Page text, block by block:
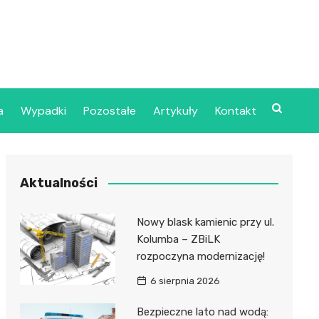
Szpital Wojskowy w
Publiczny
Zakład
Zdrowotnej
Publiczny
Wypadki Pozostałe Artykuły Kontakt
Aktualności
Nowy blask kamienic przy ul.
Kolumba – ZBiLK
rozpoczyna modernizację!
6 sierpnia 2026
Bezpieczne lato nad wodą: